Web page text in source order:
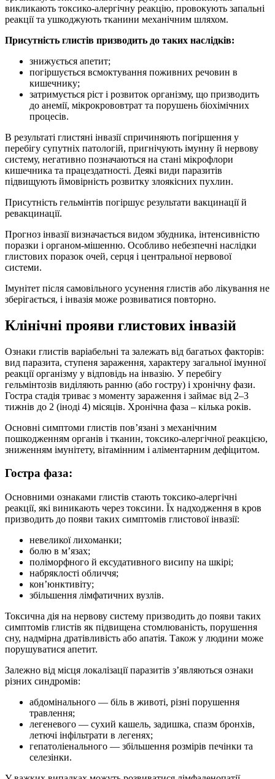
викликають токсико-алергічну реакцію, провокують запальні
реакції та ушкоджують тканини механічним шляхом.
Присутність глистів призводить до таких наслідків:
знижується апетит;
погіршується всмоктування поживних речовин в
кишечнику;
затримується ріст і розвиток організму, що призводить
до анемії, мікрокрововтрат та порушень біохімічних
процесів.
В результаті глистяні інвазії спричиняють погіршення у
перебігу супутніх патологій, пригнічують імунну й нервову
систему, негативно позначаються на стані мікрофлори
кишечника та працездатності. Деякі види паразитів
підвищують ймовірність розвитку злоякісних пухлин.
Присутність гельмінтів погіршує результати вакцинації й
ревакцинації.
Прогноз інвазії визначається видом збудника, інтенсивністю
поразки і органом-мішенню. Особливо небезпечні наслідки
глистових поразок очей, серця і центральної нервової
системи.
Імунітет після самовільного усунення глистів або лікування не
зберігається, і інвазія може розвиватися повторно.
Клінічні прояви глистових інвазій
Ознаки глистів варіабельні та залежать від багатьох факторів:
вид паразита, ступеня зараження, характеру загальної імунної
реакції організму у відповідь на інвазію. У перебігу
гельмінтозів виділяють ранню (або гостру) і хронічну фази.
Гостра стадія триває з моменту зараження і займає від 2–3
тижнів до 2 (іноді 4) місяців. Хронічна фаза – кілька років.
Основні симптоми глистів пов’язані з механічним
пошкодженням органів і тканин, токсико-алергічної реакцією,
зниженням імунітету, вітамінним і аліментарним дефіцитом.
Гостра фаза:
Основними ознаками глистів стають токсико-алергічні
реакції, які виникають через токсини. Їх надходження в кров
призводить до появи таких симптомів глистової інвазії:
невеликої лихоманки;
болю в м’язах;
поліморфного й ексудативного висипу на шкірі;
набряклості обличчя;
кон’юнктивіту;
збільшення лімфатичних вузлів.
Токсична дія на нервову систему призводить до появи таких
симптомів глистів як підвищена стомлюваність, порушення
сну, надмірна дратівливість або апатія. Також у людини може
порушуватися апетит.
Залежно від місця локалізації паразитів з’являються ознаки
різних синдромів:
абдомінального — біль в животі, різні порушення
травлення;
легеневого — сухий кашель, задишка, спазм бронхів,
летючі інфільтрати в легенях;
гепатоліенального — збільшення розмірів печінки та
селезінки.